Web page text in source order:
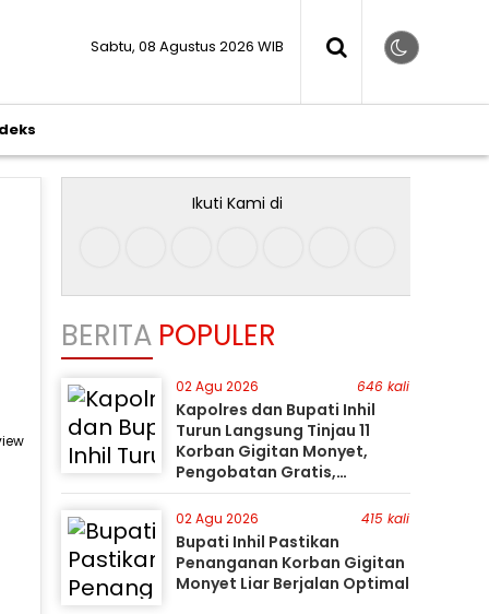
Sabtu, 08 Agustus 2026 WIB
Ikuti Kami di
BERITA POPULER
02 Agu 2026 646 kali
Kapolres dan Bupati Inhil
Turun Langsung Tinjau 11
Korban Gigitan Monyet,
Pengobatan Gratis,
Perburuan Terus Berlanjut
02 Agu 2026 415 kali
Bupati Inhil Pastikan
Penanganan Korban Gigitan
Monyet Liar Berjalan Optimal